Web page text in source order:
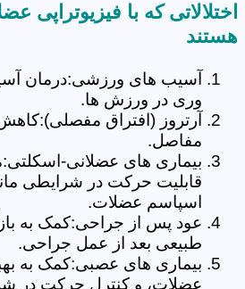
اختلالاتی که با فیزیوتراپی
هستند
آسیب های ورزشی:درمان
وری در ورزش ها.
آرتروز (افتراق
مفاصل.
بیماری های عضلانی-
قابلیت حرکت در شرایطی
اسپاسم عضلات.
عود پس از جراحی:کمک به
طبیعی بعد از عمل جراحی.
بیماری های عصبی:کمک به
عضلات، و کنترل حرکت در